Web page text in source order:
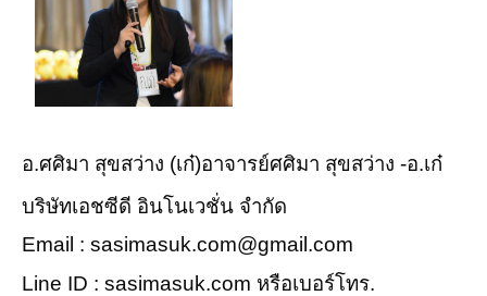
อ.ศศิมา สุขสว่าง (เก๋)อาจารย์ศศิมา สุขสว่าง -อ.เก๋
บริษัทเอชซีดี อินโนเวชั่น จำกัด
Email : sasimasuk.com@gmail.com
Line ID : sasimasuk.com หรือเบอร์โทร.